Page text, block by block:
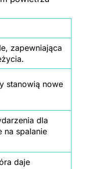
zapewniająca
stanowią nowe
dla
na spalanie
daje